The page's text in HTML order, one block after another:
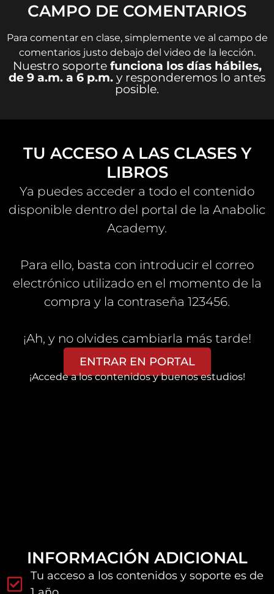
CAMPO DE COMENTARIOS
Para comentar en clase, simplemente ve al campo de
comentarios justo debajo del video de la lección.
Nuestro soporte funciona los días hábiles,
de 9 a.m. a 6 p.m. y responderemos lo antes
posible.
TU ACCESO A LAS CLASES Y
LIBROS
Ya puedes acceder a todo el contenido
disponible dentro del portal de la Anabolic
Academy.
Para ello, basta con introducir el correo
electrónico utilizado en el momento de la
compra y la contraseña 123456.
¡Ah, y no olvides cambiarla más tarde!
ENTRAR EN PORTAL
¡Accede a los contenidos y buenos estudios!
INFORMACIÓN ADICIONAL
Tu acceso a los contenidos y soporte es de